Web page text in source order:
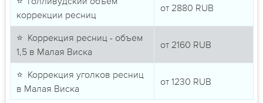
коррекции ресниц
от 2880 RUB
⭐ Коррекция ресниц - объем
1,5 в Малая Виска
от 2160 RUB
⭐ Коррекция уголков ресниц
в Малая Виска
от 1230 RUB